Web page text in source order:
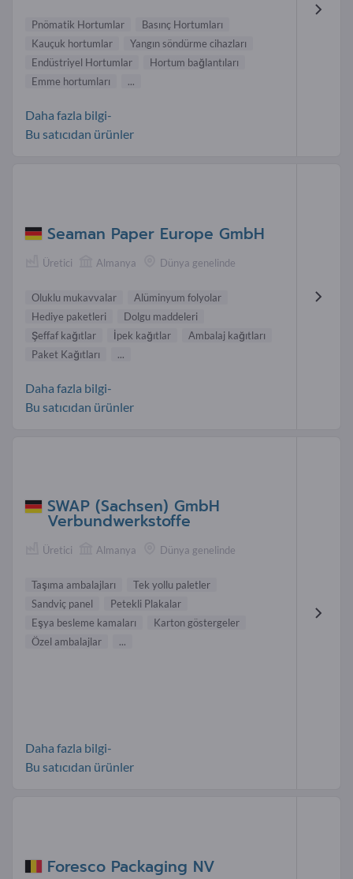
Pnömatik Hortumlar
Basınç Hortumları
Kauçuk hortumlar
Yangın söndürme cihazları
Endüstriyel Hortumlar
Hortum bağlantıları
Emme hortumları
...
Daha fazla bilgi-
Bu satıcıdan ürünler
Seaman Paper Europe GmbH
Üretici Almanya Dünya genelinde
Oluklu mukavvalar
Alüminyum folyolar
Hediye paketleri
Dolgu maddeleri
Şeffaf kağıtlar
İpek kağıtlar
Ambalaj kağıtları
Paket Kağıtları
...
Daha fazla bilgi-
Bu satıcıdan ürünler
SWAP (Sachsen) GmbH
Verbundwerkstoffe
Üretici Almanya Dünya genelinde
Taşıma ambalajları
Tek yollu paletler
Sandviç panel
Petekli Plakalar
Eşya besleme kamaları
Karton göstergeler
Özel ambalajlar
...
Daha fazla bilgi-
Bu satıcıdan ürünler
Foresco Packaging NV